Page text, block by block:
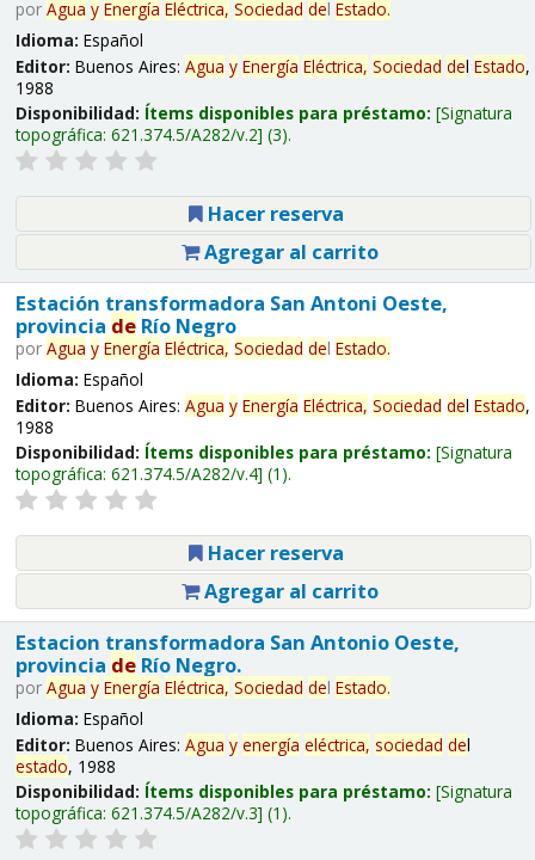
por Agua y Energía Eléctrica, Sociedad del Estado.
Idioma: Español
Editor: Buenos Aires: Agua y Energía Eléctrica, Sociedad del Estado,
1988
Disponibilidad: Ítems disponibles para préstamo: Signatura
topográfica: 621.374.5/A282/v.2 (3).
Hacer reserva
Agregar al carrito
Estación transformadora San Antoni Oeste,
provincia deRío Negro
por Agua y Energía Eléctrica, Sociedad del Estado.
Idioma: Español
Editor: Buenos Aires: Agua y Energía Eléctrica, Sociedad del Estado,
1988
Disponibilidad: Ítems disponibles para préstamo: Signatura
topográfica: 621.374.5/A282/v.4 (1).
Hacer reserva
Agregar al carrito
Estacion transformadora San Antonio Oeste,
provincia deRío Negro.
por Agua y Energía Eléctrica, Sociedad del Estado.
Idioma: Español
Editor: Buenos Aires: Agua y energía eléctrica, sociedad del
estado, 1988
Disponibilidad: Ítems disponibles para préstamo: Signatura
topográfica: 621.374.5/A282/v.3 (1).